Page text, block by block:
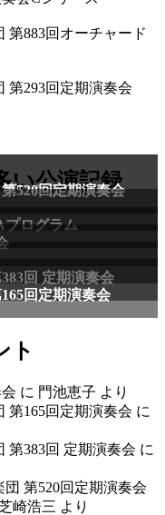
第883回オーチャード
第293回定期演奏会
い公演記録
ログラム
520回定期演奏会
プログラム
回 定期演奏会
回定期演奏会
ト
に 門池恵子 より
第165回定期演奏会 に
第383回 定期演奏会 に
第520回定期演奏会
崎浩三 より